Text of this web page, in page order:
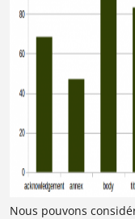
Nous pouvons